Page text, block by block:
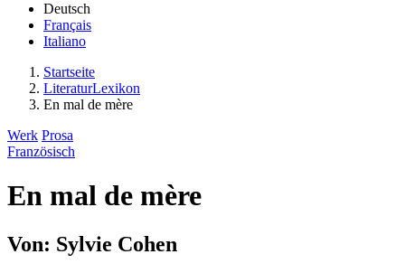
Deutsch
Français
Italiano
Startseite
LiteraturLexikon
En mal de mère
Werk Prosa
Französisch
En mal de mère
Von: Sylvie Cohen